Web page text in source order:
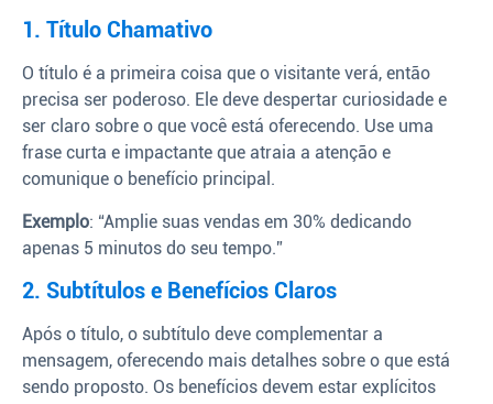
1. Título Chamativo
O título é a primeira coisa que o visitante verá, então
precisa ser poderoso. Ele deve despertar curiosidade e
ser claro sobre o que você está oferecendo. Use uma
frase curta e impactante que atraia a atenção e
comunique o benefício principal.
Exemplo: “Amplie suas vendas em 30% dedicando
apenas 5 minutos do seu tempo.”
2. Subtítulos e Benefícios Claros
Após o título, o subtítulo deve complementar a
mensagem, oferecendo mais detalhes sobre o que está
sendo proposto. Os benefícios devem estar explícitos